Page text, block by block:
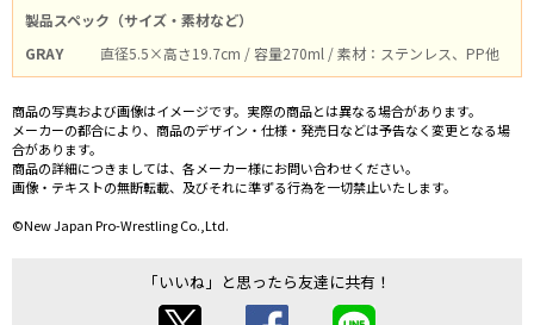
製品スペック（サイズ・素材など）
GRAY
直径5.5×高さ19.7cm / 容量270ml / 素材：ステンレス、PP他
商品の写真および画像はイメージです。実際の商品とは異なる場合があります。
メーカーの都合により、商品のデザイン・仕様・発売日などは予告なく変更となる場
合があります。
商品の詳細につきましては、各メーカー様にお問い合わせください。
画像・テキストの無断転載、及びそれに準ずる行為を一切禁止いたします。
©New Japan Pro-Wrestling Co.,Ltd.
「いいね」と思ったら友達に共有！